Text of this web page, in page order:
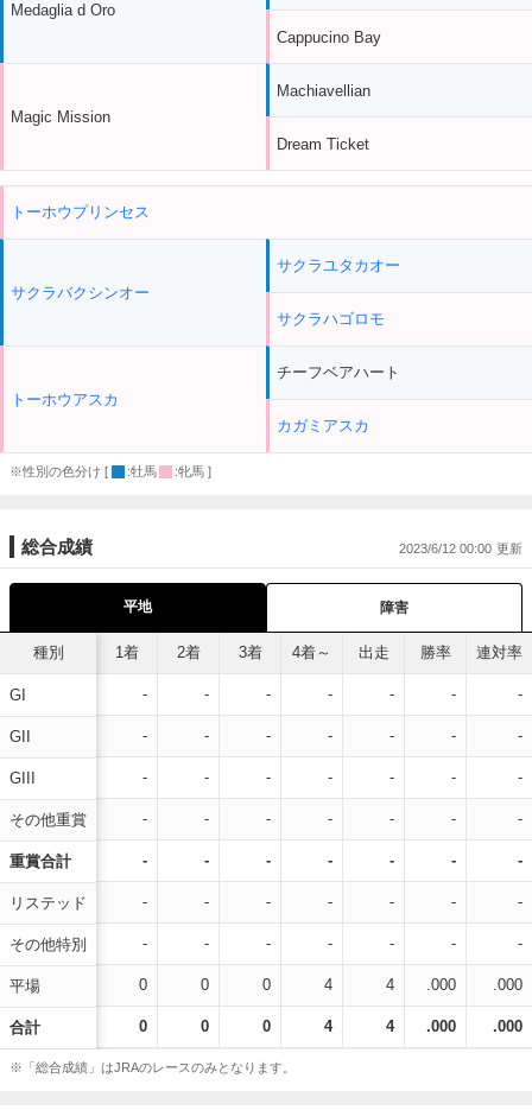
Medaglia d Oro
Magic Mission
Cappucino Bay
Machiavellian
Dream Ticket
トーホウプリンセス
サクラバクシンオー
トーホウアスカ
サクラユタカオー
サクラハゴロモ
チーフベアハート
カガミアスカ
※性別の色分け [ :牡馬 :牝馬 ]
総合成績 2023/6/12 00:00
平地 障害
種別
GI
GII
GIII
その他重賞
重賞合計
リステッド
その他特別
平場
合計
1着 2着 3着 4着～ 出走 勝率 連対率
- - - - - - -
- - - - - - -
- - - - - - -
- - - - - - -
- - - - - - -
- - - - - - -
- - - - - - -
0 0 0 4 4 .000 .000
0 0 0 4 4 .000 .000
※「総合成績」はJRAのレースのみとなります。